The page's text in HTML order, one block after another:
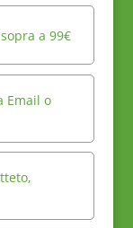
a 99€
Email o